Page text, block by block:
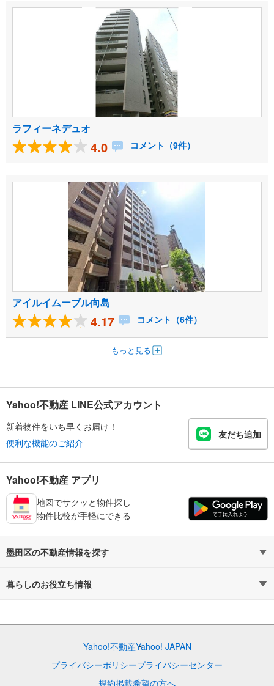
ラフィーネデュオ
4.0 コメント（9件）
アイルイムーブル向島
4.17 コメント（6件）
もっと見る
Yahoo!不動産 LINE公式アカウント
新着物件をいち早くお届け！
便利な機能のご紹介
友だち追加
Yahoo!不動産 アプリ
地図でサクッと物件探し
物件比較が手軽にできる
墨田区の不動産情報を探す
不動産・住宅
中古一戸建て
土地
暮らしのお役立ち情報
Yahoo!不動産Yahoo! JAPAN
プライバシーポリシープライバシーセンター
規約掲載希望の方へ